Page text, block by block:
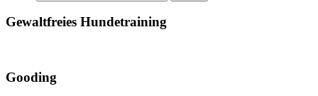
Gewaltfreies Hundetraining
Gooding